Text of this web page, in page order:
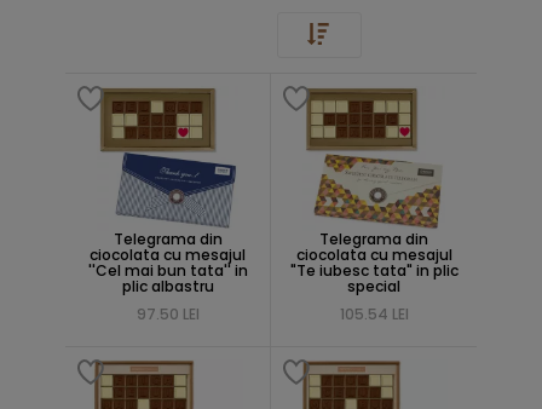
Telegrama din
ciocolata cu mesajul
''Cel mai bun tata'' in
plic albastru
97.50 LEI
Telegrama din
ciocolata cu mesajul
"Te iubesc tata" in plic
special
105.54 LEI